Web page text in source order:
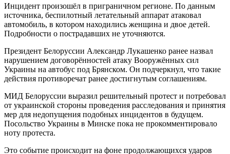
Инцидент произошёл в приграничном регионе. По данным
источника, беспилотный летательный аппарат атаковал
автомобиль, в котором находились женщина и двое детей.
Подробности о пострадавших не уточняются.
Президент Белоруссии Александр Лукашенко ранее назвал
нарушением договорённостей атаку Вооружённых сил
Украины на автобус под Брянском. Он подчеркнул, что такие
действия противоречат ранее достигнутым соглашениям.
МИД Белоруссии выразил решительный протест и потребовал
от украинской стороны проведения расследования и принятия
мер для недопущения подобных инцидентов в будущем.
Посольство Украины в Минске пока не прокомментировало
ноту протеста.
Это событие происходит на фоне продолжающихся ударов